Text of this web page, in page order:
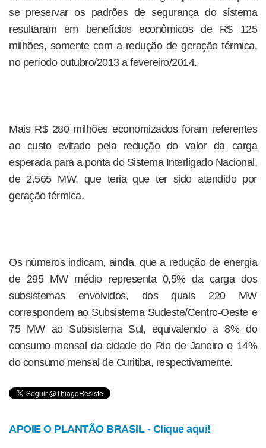
se preservar os padrões de segurança do sistema
resultaram em benefícios econômicos de R$ 125
milhões, somente com a redução de geração térmica,
no período outubro/2013 a fevereiro/2014.
Mais R$ 280 milhões economizados foram referentes
ao custo evitado pela redução do valor da carga
esperada para a ponta do Sistema Interligado Nacional,
de 2.565 MW, que teria que ter sido atendido por
geração térmica.
Os números indicam, ainda, que a redução de energia
de 295 MW médio representa 0,5% da carga dos
subsistemas envolvidos, dos quais 220 MW
correspondem ao Subsistema Sudeste/Centro-Oeste e
75 MW ao Subsistema Sul, equivalendo a 8% do
consumo mensal da cidade do Rio de Janeiro e 14%
do consumo mensal de Curitiba, respectivamente.
APOIE O PLANTÃO BRASIL - Clique aqui!